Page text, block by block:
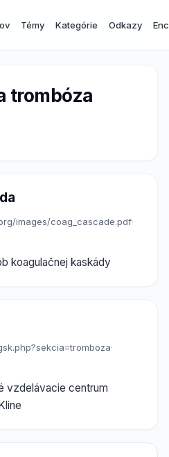
Témy Kategórie Odkazy
trombóza
images/coag_cascade.pdf·
koagulačnej kaskády
·
vzdelávacie centrum